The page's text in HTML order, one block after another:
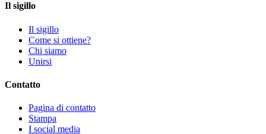
Il sigillo
Il sigillo
Come si ottiene?
Chi siamo
Unirsi
Contatto
Pagina di contatto
Stampa
I social media